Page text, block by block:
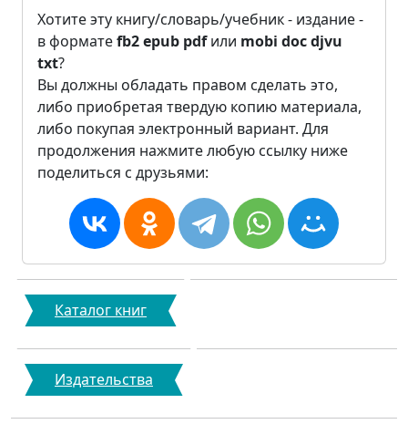
Хотите эту книгу/словарь/учебник - издание -
в форматеfb2epub pdfили mobi docdjvu
txt?
Вы должны обладать правом сделать это,
либо приобретая твердую копию материала,
либо покупая электронный вариант. Для
продолжения нажмите любую ссылку ниже
поделиться с друзьями:
Каталог книг
Издательства